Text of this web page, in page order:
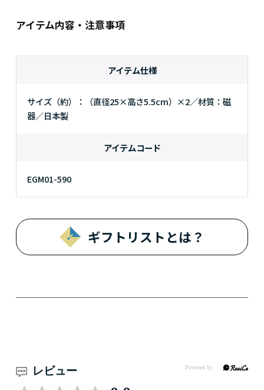
アイテム内容・注意事項
アイテム仕様
サイズ（約）：（直径25×高さ5.5cm）×2／材質：磁
器／日本製
アイテムコード
EGM01-590
ギフトリストとは？
レビュー